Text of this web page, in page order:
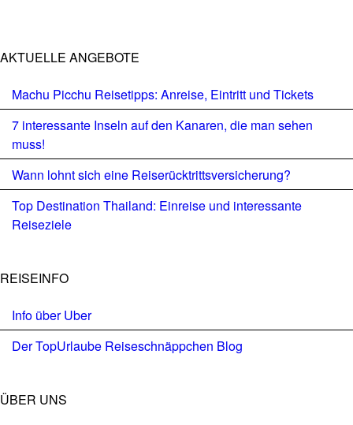
AKTUELLE ANGEBOTE
Machu Picchu Reisetipps: Anreise, Eintritt und Tickets
7 interessante Inseln auf den Kanaren, die man sehen
muss!
Wann lohnt sich eine Reiserücktrittsversicherung?
Top Destination Thailand: Einreise und interessante
Reiseziele
REISEINFO
Info über Uber
Der TopUrlaube Reiseschnäppchen Blog
ÜBER UNS